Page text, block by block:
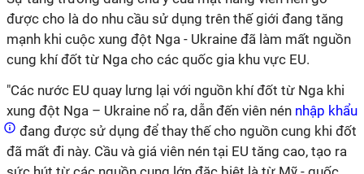
được cho là do nhu cầu sử dụng trên thế giới đang tăng
mạnh khi cuộc xung đột Nga - Ukraine đã làm mất nguồn
cung khí đốt từ Nga cho các quốc gia khu vực EU.
"Các nước EU quay lưng lại với nguồn khí đốt từ Nga khi
xung đột Nga – Ukraine nổ ra, dẫn đến viên nén nhập khẩu
đang được sử dụng để thay thế cho nguồn cung khi đốt
đã mất đi này. Cầu và giá viên nén tại EU tăng cao, tạo ra